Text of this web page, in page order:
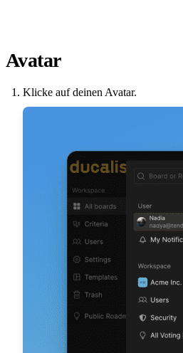
Avatar
Klicke auf deinen Avatar.